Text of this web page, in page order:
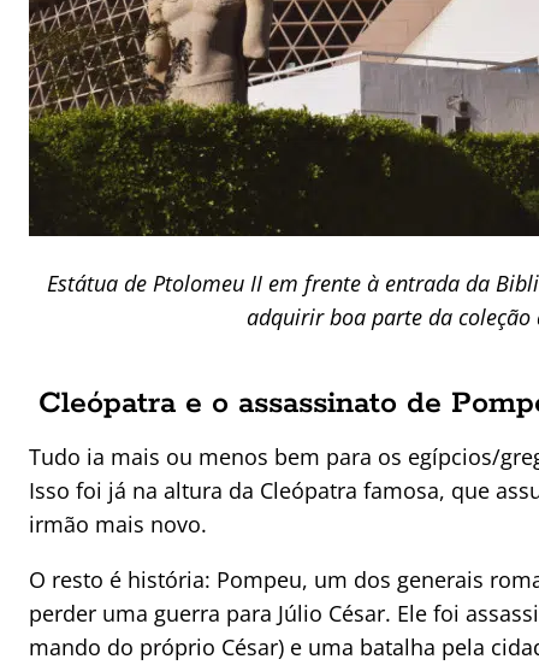
Estátua de Ptolomeu II em frente à entrada da
adquirir boa parte da
Cleópatra e o assassinato de
Tudo ia mais ou menos bem para os egípcios/
Isso foi já na altura da Cleópatra famosa, que
irmão mais novo.
O resto é história: Pompeu, um dos generais
perder uma guerra para Júlio César. Ele foi
mando do próprio César) e uma batalha pela